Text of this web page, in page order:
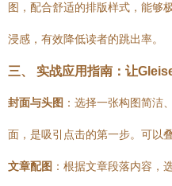
图，配合舒适的排版样式，能够
浸感，有效降低读者的跳出率。
三、 实战应用指南：让
封面与头图 ：选择一张构图简洁
面，是吸引点击的第一步。可以
文章配图 ：根据文章段落内容，